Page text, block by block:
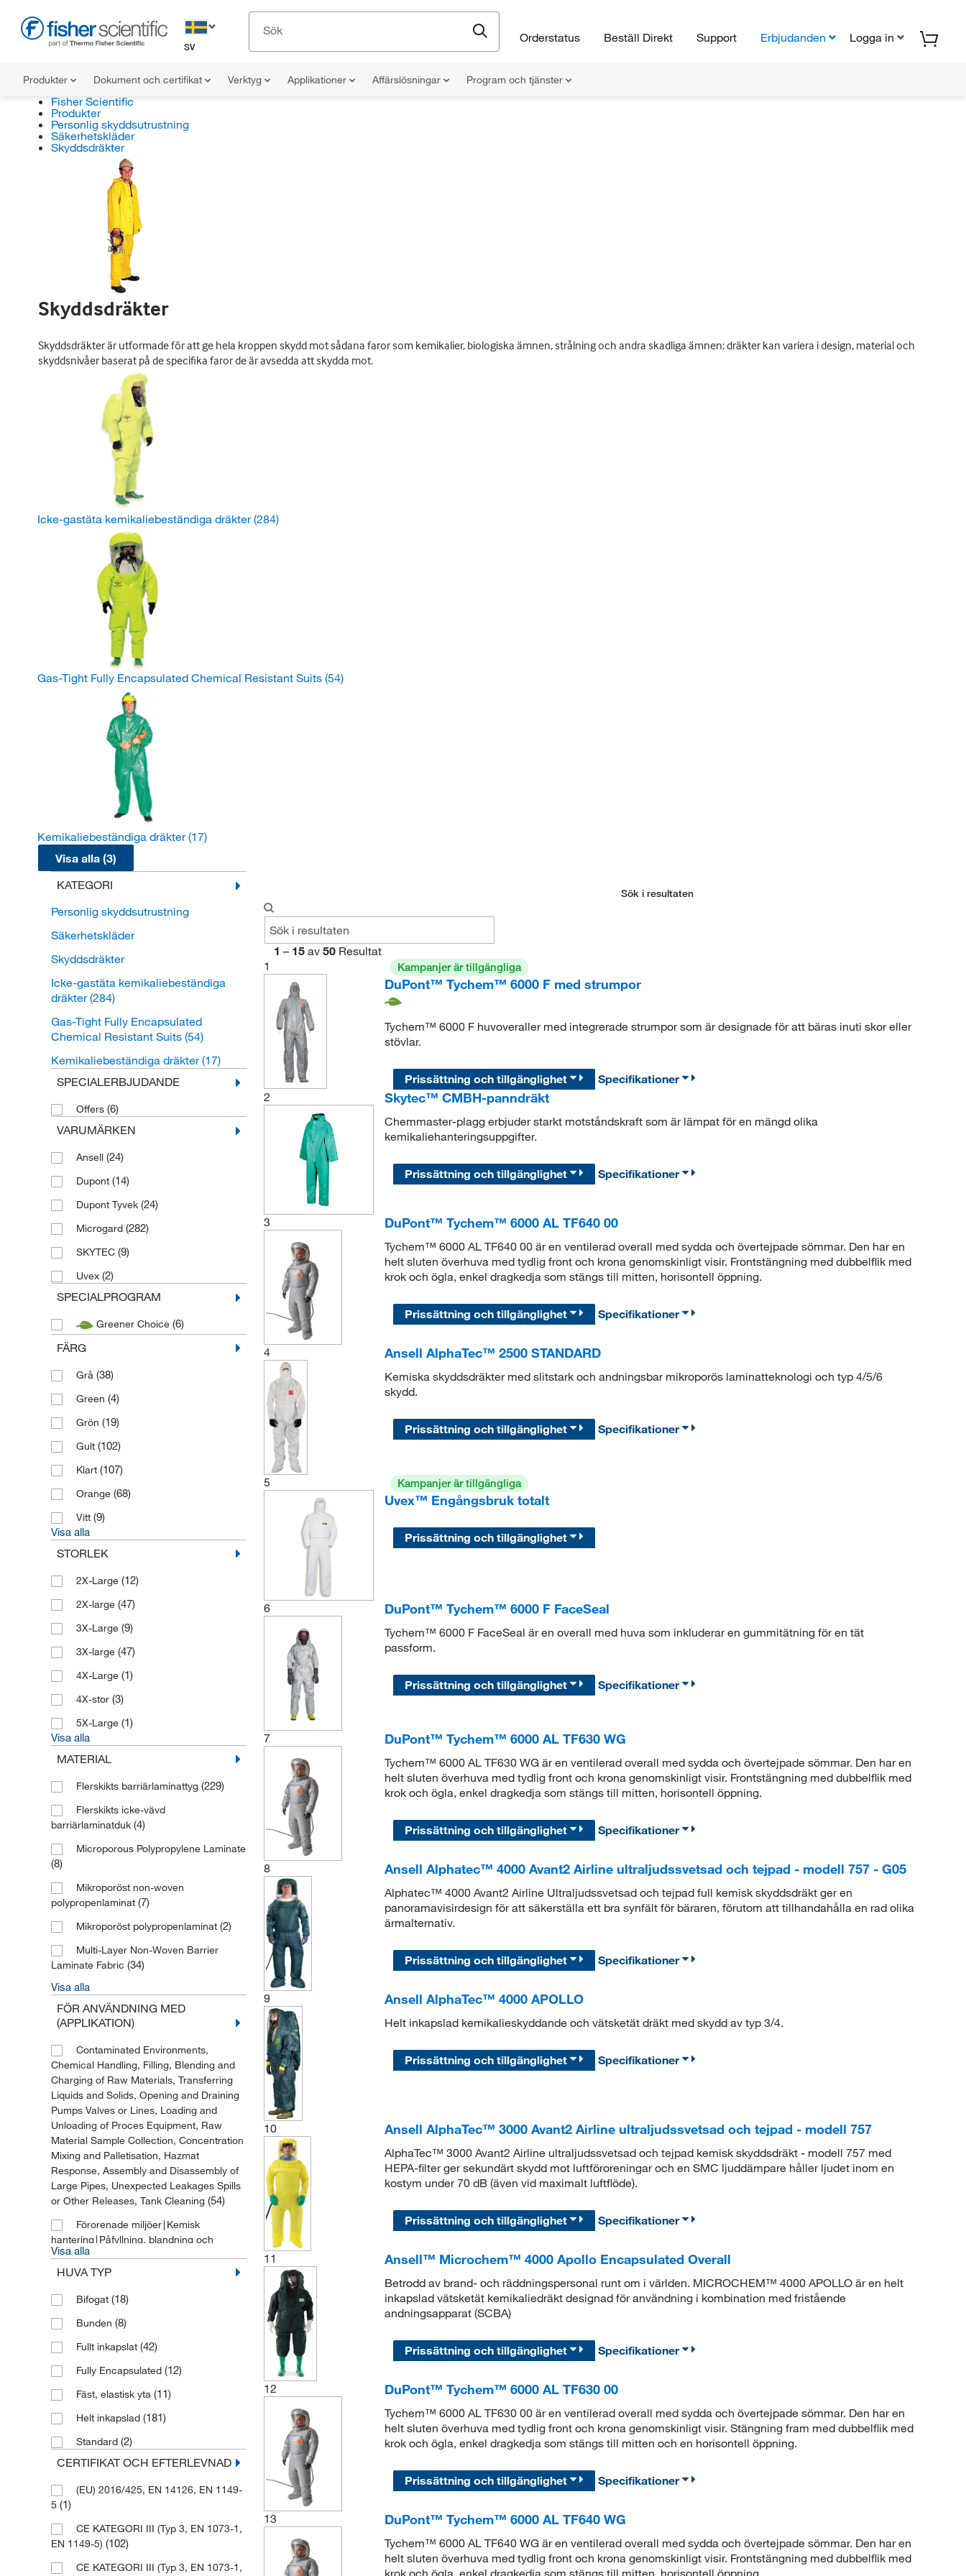
SV
Orderstatus Beställ Direkt Support Erbjudanden Logga in
Produkter Dokument och certifikat Verktyg Applikationer Affärslösningar Program och tjänster
Fisher Scientific
Produkter
Personlig skyddsutrustning
Säkerhetskläder
Skyddsdräkter
Skyddsdräkter
Skyddsdräkter är utformade för att ge hela kroppen skydd mot sådana faror som kemikalier, biologiska ämnen, strålning och andra skadliga ämnen; dräkter kan variera i design, material och
skyddsnivåer baserat på de specifika faror de är avsedda att skydda mot.
Icke-gastäta kemikaliebeständiga dräkter(284)
Gas-Tight Fully Encapsulated Chemical Resistant Suits (54)
Kemikaliebeständiga dräkter(17)
Visa alla (3)
KATEGORI
Personlig skyddsutrustning
Säkerhetskläder
Skyddsdräkter
Icke-gastäta kemikaliebeständiga
dräkter(284)
Gas-Tight Fully Encapsulated
Chemical Resistant Suits (54)
Kemikaliebeständiga dräkter(17)
SPECIALERBJUDANDE
Offers (6)
VARUMÄRKEN
Ansell (24)
Dupont (14)
Dupont Tyvek (24)
Microgard (282)
SKYTEC (9)
Uvex (2)
SPECIALPROGRAM
Greener Choice (6)
FÄRG
Grå (38)
Green (4)
Grön (19)
Gult (102)
Klart (107)
Orange (68)
Vitt (9)
Visa alla
STORLEK
2X-Large (12)
2X-large (47)
3X-Large (9)
3X-large (47)
4X-Large (1)
4X-stor (3)
5X-Large (1)
Visa alla
MATERIAL
Flerskikts barriärlaminattyg (229)
Flerskikts icke-vävd
barriärlaminatduk (4)
Microporous Polypropylene Laminate
(8)
Mikroporöst non-woven
polypropenlaminat (7)
Mikroporöst polypropenlaminat (2)
Multi-Layer Non-Woven Barrier
Laminate Fabric (34)
Multi-layer Barrier Laminate
Visa alla
FÖR ANVÄNDNING MED
(APPLIKATION)
Contaminated Environments,
Chemical Handling, Filling, Blending and
Charging of Raw Materials, Transferring
Liquids and Solids, Opening and Draining
Pumps Valves or Lines, Loading and
Unloading of Proces Equipment, Raw
Material Sample Collection, Concentration
Mixing and Palletisation, Hazmat
Response, Assembly and Disassembly of
Large Pipes, Unexpected Leakages Spills
or Other Releases, Tank Cleaning (54)
Förorenade miljöer∣Kemisk
hantering∣Påfyllning, blandning och
laddning av råvaror∣Överföra vätskor och
fasta ämnen∣Öppning och tömning av
lossning av
processutrustning∣Råvaruprovtagning∣Koncentrationsblandning
och palletering∣Hazmatrespons∣Montering
och demontering av stora rör
Förorenade miljöer,
och laddning av råmaterial, Överföring av
vätskor och fasta ämnen, Öppning och
Lastning och lossning av
processutrustning, Råvaruprovtagning,
Hazmat-respons, Montering och
demontering av stora rör
Förorenade miljöer,
kemikaliehantering, fyllning, blandning och
Visa alla
HUVA TYP
Bifogat (18)
Bunden (8)
Fullt inkapslat (42)
Fully Encapsulated (12)
Fäst, elastisk yta (11)
Helt inkapslad (181)
Standard (2)
CERTIFIKAT OCH EFTERLEVNAD
(EU) 2016/425, EN 14126, EN 1149-
5 (1)
CE KATEGORI III (Typ 3, EN 1073-1,
EN 1149-5) (102)
CE KATEGORI III (Typ 3, EN 1073-1,
Sök i resultaten
1 – 15 av 50 Resultat
1
Kampanjer är tillgängliga
DuPont™ Tychem™ 6000 F med strumpor
Tychem™ 6000 F huvoveraller med integrerade strumpor som är designade för att bäras inuti skor eller
stövlar.
Prissättning och tillgänglighet
Specifikationer
2
Skytec™ CMBH-panndräkt
Chemmaster-plagg erbjuder starkt motståndskraft som är lämpat för en mängd olika
kemikaliehanteringsuppgifter.
Prissättning och tillgänglighet Specifikationer
3 DuPont™ Tychem™ 6000 AL TF640 00
Tychem™ 6000 AL TF640 00 är en ventilerad overall med sydda och övertejpade sömmar. Den har en
helt sluten överhuva med tydlig front och krona genomskinligt visir. Frontstängning med dubbelflik med
krok och ögla, enkel dragkedja som stängs till mitten, horisontell öppning.
Prissättning och tillgänglighet Specifikationer
4 Ansell AlphaTec™ 2500 STANDARD
Kemiska skyddsdräkter med slitstark och andningsbar mikroporös laminatteknologi och typ 4/5/6
skydd.
Prissättning och tillgänglighet Specifikationer
5 Kampanjer är tillgängliga
Uvex™ Engångsbruk totalt
Prissättning och tillgänglighet
6 DuPont™ Tychem™ 6000 F FaceSeal
Tychem™ 6000 F FaceSeal är en overall med huva som inkluderar en gummitätning för en tät
passform.
Prissättning och tillgänglighet Specifikationer
7 DuPont™ Tychem™ 6000 AL TF630 WG
Tychem™ 6000 AL TF630 WG är en ventilerad overall med sydda och övertejpade sömmar. Den har en
helt sluten överhuva med tydlig front och krona genomskinligt visir. Frontstängning med dubbelflik med
krok och ögla, enkel dragkedja som stängs till mitten, horisontell öppning.
Prissättning och tillgänglighet Specifikationer
8 Ansell Alphatec™ 4000 Avant2 Airline ultraljudssvetsad och tejpad - modell 757 - G05
Alphatec™ 4000 Avant2 Airline Ultraljudssvetsad och tejpad full kemisk skyddsdräkt ger en
panoramavisirdesign för att säkerställa ett bra synfält för bäraren, förutom att tillhandahålla en rad olika
ärmalternativ.
Prissättning och tillgänglighet Specifikationer
9 Ansell AlphaTec™ 4000 APOLLO
Helt inkapslad kemikalieskyddande och vätsketät dräkt med skydd av typ 3/4.
Prissättning och tillgänglighet Specifikationer
10 Ansell AlphaTec™ 3000 Avant2 Airline ultraljudssvetsad och tejpad - modell 757
AlphaTec™ 3000 Avant2 Airline ultraljudssvetsad och tejpad kemisk skyddsdräkt - modell 757 med
HEPA-filter ger sekundärt skydd mot luftföroreningar och en SMC ljuddämpare håller ljudet inom en
kostym under 70 dB (även vid maximalt luftflöde).
Prissättning och tillgänglighet Specifikationer
11 Ansell™ Microchem™ 4000 Apollo Encapsulated Overall
Betrodd av brand- och räddningspersonal runt om i världen. MICROCHEM™ 4000 APOLLO är en helt
inkapslad vätsketät kemikaliedräkt designad för användning i kombination med fristående
andningsapparat (SCBA)
Prissättning och tillgänglighet Specifikationer
12 DuPont™ Tychem™ 6000 AL TF630 00
Tychem™ 6000 AL TF630 00 är en ventilerad overall med sydda och övertejpade sömmar. Den har en
helt sluten överhuva med tydlig front och krona genomskinligt visir. Stängning fram med dubbelflik med
krok och ögla, enkel dragkedja som stängs till mitten och en horisontell öppning.
Prissättning och tillgänglighet Specifikationer
13 DuPont™ Tychem™ 6000 AL TF640 WG
Tychem™ 6000 AL TF640 WG är en ventilerad overall med sydda och övertejpade sömmar. Den har en
helt sluten överhuva med tydlig front och krona genomskinligt visir. Frontstängning med dubbelflik med
krok och ögla, enkel dragkedja som stängs till mitten, horisontell öppning.